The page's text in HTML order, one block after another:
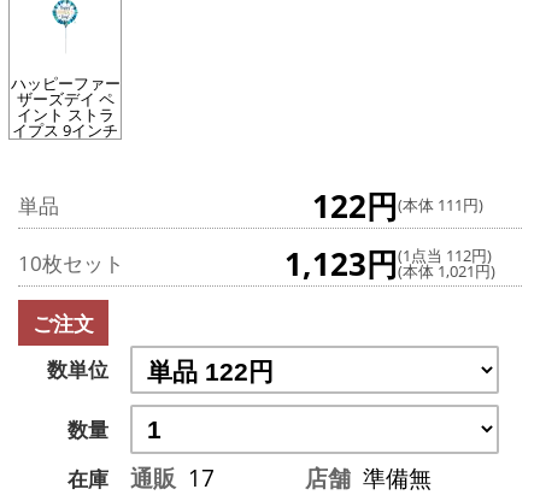
ハッピーファー
ザーズデイ ペ
イント ストラ
イプス 9インチ
単品 122円(本体 111円)
10枚セット 1,123円(1点当 112円)
(本体 1,021円)
ご注文
数単位
数量
在庫
通販 17 店舗 準備無